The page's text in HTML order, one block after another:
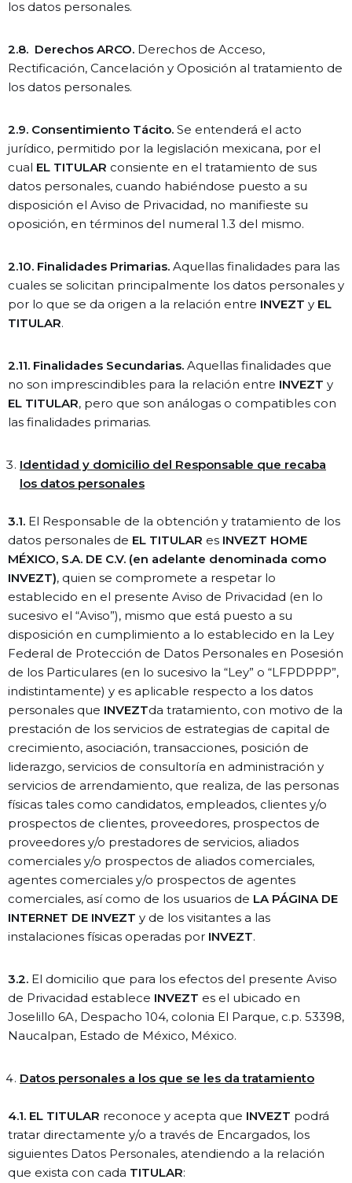
los datos personales.
2.8. Derechos ARCO. Derechos de Acceso,
Rectificación, Cancelación y Oposición al tratamiento de
los datos personales.
2.9. Consentimiento Tácito. Se entenderá el acto
jurídico, permitido por la legislación mexicana, por el
cual EL TITULAR consiente en el tratamiento de sus
datos personales, cuando habiéndose puesto a su
disposición el Aviso de Privacidad, no manifieste su
oposición, en términos del numeral 1.3 del mismo.
2.10. Finalidades Primarias. Aquellas finalidades para las
cuales se solicitan principalmente los datos personales y
por lo que se da origen a la relación entre INVEZT y EL
TITULAR.
2.11. Finalidades Secundarias. Aquellas finalidades que
no son imprescindibles para la relación entre INVEZT y
EL TITULAR, pero que son análogas o compatibles con
las finalidades primarias.
Identidad y domicilio del Responsable que recaba
los datos personales
3.1. El Responsable de la obtención y tratamiento de los
datos personales de EL TITULAR es INVEZT HOME
MÉXICO, S.A. DE C.V. (en adelante denominada como
INVEZT), quien se compromete a respetar lo
establecido en el presente Aviso de Privacidad (en lo
sucesivo el “Aviso”), mismo que está puesto a su
disposición en cumplimiento a lo establecido en la Ley
Federal de Protección de Datos Personales en Posesión
de los Particulares (en lo sucesivo la “Ley” o “LFPDPPP”,
indistintamente) y es aplicable respecto a los datos
personales que INVEZTda tratamiento, con motivo de la
prestación de los servicios de estrategias de capital de
crecimiento, asociación, transacciones, posición de
liderazgo, servicios de consultoría en administración y
servicios de arrendamiento, que realiza, de las personas
físicas tales como candidatos, empleados, clientes y/o
prospectos de clientes, proveedores, prospectos de
proveedores y/o prestadores de servicios, aliados
comerciales y/o prospectos de aliados comerciales,
agentes comerciales y/o prospectos de agentes
comerciales, así como de los usuarios de LA PÁGINA DE
INTERNET DE INVEZT y de los visitantes a las
instalaciones físicas operadas por INVEZT.
3.2. El domicilio que para los efectos del presente Aviso
de Privacidad establece INVEZT es el ubicado en
Joselillo 6A, Despacho 104, colonia El Parque, c.p. 53398,
Naucalpan, Estado de México, México.
Datos personales a los que se les da tratamiento
4.1. EL TITULAR reconoce y acepta que INVEZT podrá
tratar directamente y/o a través de Encargados, los
siguientes Datos Personales, atendiendo a la relación
que exista con cada TITULAR: